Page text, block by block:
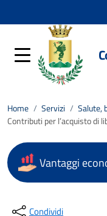
Home / Servizi / Salute,
Contributi per l’acquisto di
Vantaggi
Condividi